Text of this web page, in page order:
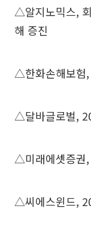
△알지노믹스,
해 증진
△한화손해보험
△달바글로벌,
△미래에셋증권
△씨에스윈드,